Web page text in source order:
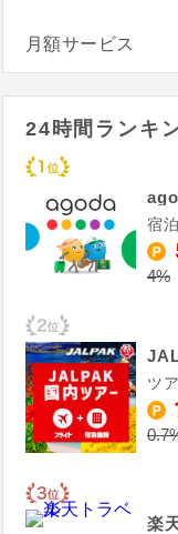
月額サービス
24時間ランキ
宿泊
4%
ツ
楽